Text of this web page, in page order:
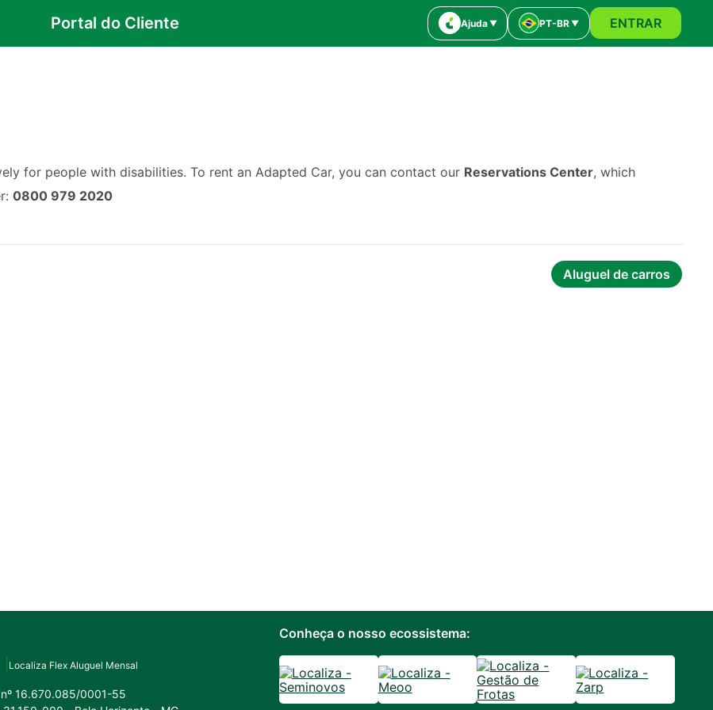
Portal do Cliente Ajuda PT-BR ENTRAR
for people with disabilities. To rent an Adapted Car, you can contact our Reservations Center, which
0800 979 2020
Aluguel de carros
Localiza Flex Aluguel Mensal
16.670.085/0001-55
Conheça o nosso ecossistema: